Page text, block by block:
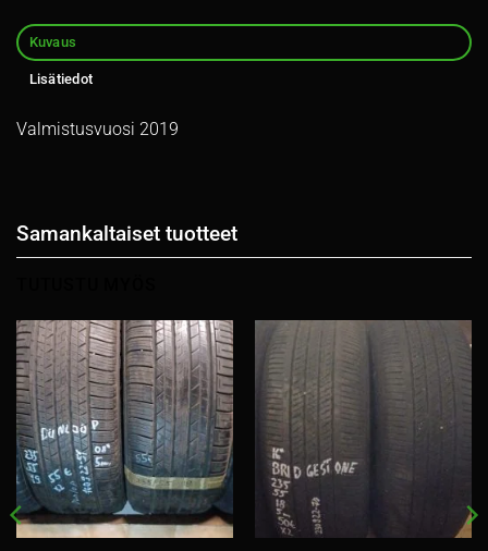
Kuvaus
Lisätiedot
Valmistusvuosi 2019
Samankaltaiset tuotteet